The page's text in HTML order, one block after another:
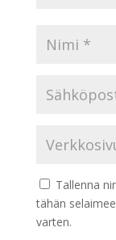
Tallenna
tähän
varten.